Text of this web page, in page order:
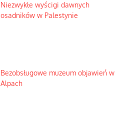
Niezwykłe wyścigi dawnych
osadników w Palestynie
Bezobsługowe muzeum objawień w
Alpach